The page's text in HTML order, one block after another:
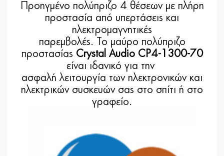
Προηγμένο πολύπριζο 4 θέσεων με πλήρη
προστασία από υπερτάσεις και
ηλεκτρομαγνητικές
παρεμβολές. Το μαύρο πολύπριζο
προστασίας Crystal Audio CP4-1300-70
είναι ιδανικό για την
ασφαλή λειτουργία των ηλεκτρονικών και
ηλεκτρικών συσκευών σας στο σπίτι ή στο
γραφείο.